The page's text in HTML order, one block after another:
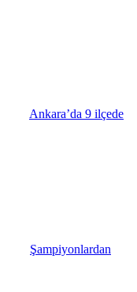
Ankara’da 9 ilçede
Şampiyonlardan